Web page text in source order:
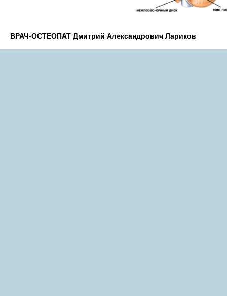
ВРАЧ-ОСТЕОПАТ Дмитрий Александрович Лариков